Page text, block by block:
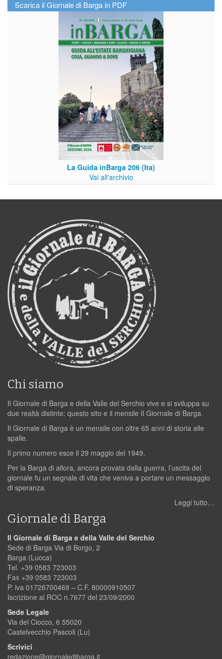
Scarica il Giornale di Barga in PDF
La Guida inBarga 206 (Ita)
Vai all'archivio
Chi siamo
Il Giornale di Barga e della Valle del Serchio vive e si sviluppa su
due realtà distinte: questo sito e il mensile Il Giornale di Barga.
Il Giornale di Barga è un mensile con oltre 65 anni di storia alle
spalle.
Il primo numero esce il 29 maggio del 1949.
Per la Barga di allora, ancora provata dalla guerra, l’uscita del
giornale fu un segnale di vita che veniva a portare un messaggio
di speranza.
Leggi tutto…
Giornale di Barga
Il Giornale di Barga e della Valle del Serchio
Sede di Barga Via di Borgo, 2
Barga (Lucca)
Tel. +39 0583 723003
Fax +39 0583 723003
P. iva 01726700469 – C.F. 80000910507
Iscrizione al ROC n.7677 del 23/09/2000
Sede Legale
Via del Ciocco, 6 55020
Castelvecchio Pascoli (Lu)
Scrivici
redazione@giornaledibarga.it